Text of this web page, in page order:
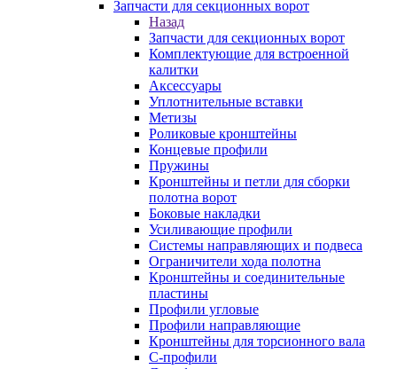
Запчасти для секционных ворот
Назад
Запчасти для секционных ворот
Комплектующие для встроенной
калитки
Аксессуары
Уплотнительные вставки
Метизы
Роликовые кронштейны
Концевые профили
Пружины
Кронштейны и петли для сборки
полотна ворот
Боковые накладки
Усиливающие профили
Системы направляющих и подвеса
Ограничители хода полотна
Кронштейны и соединительные
пластины
Профили угловые
Профили направляющие
Кронштейны для торсионного вала
С-профили